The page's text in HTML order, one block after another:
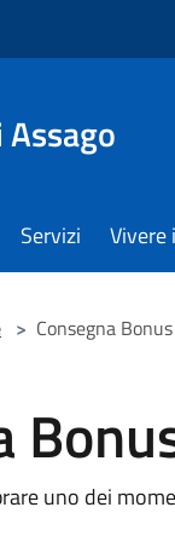
Servizi Vivere
> Consegna
uno dei